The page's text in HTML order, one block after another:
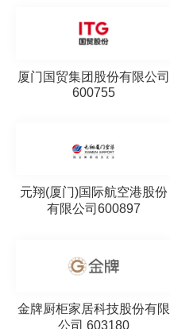
厦门国贸集团股份有限公司
600755
元翔(厦门)国际航空港股份
有限公司600897
金牌厨柜家居科技股份有限
公司 603180